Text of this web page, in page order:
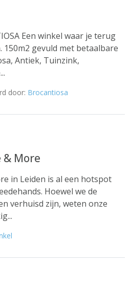
Een winkel waar je terug
gevuld met betaalbare
Antiek, Tuinzink,
door: Brocantiosa
More
in Leiden is al een hotspot
Hoewel we de
verhuisd zijn, weten onze